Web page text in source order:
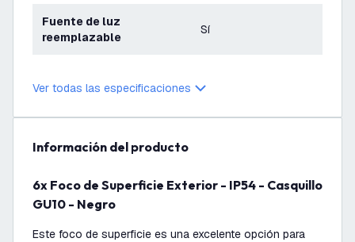
Fuente de luz
reemplazable
Sí
Ver todas las especificaciones
información del producto
6x Foco de Superficie Exterior - IP54 - Casquillo
GU10 - Negro
Este foco de superficie es una excelente opción para